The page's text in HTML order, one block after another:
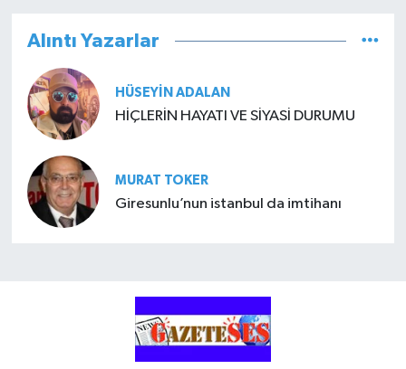
Alıntı Yazarlar
HÜSEYIN ADALAN
HİÇLERİN HAYATI VE SİYASİ DURUMU
MURAT TOKER
Giresunlu’nun istanbul da imtihanı